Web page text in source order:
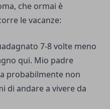
che ormai è
le vacanze:
7-8 volte meno
qui. Mio padre
probabilmente non
di andare a vivere da